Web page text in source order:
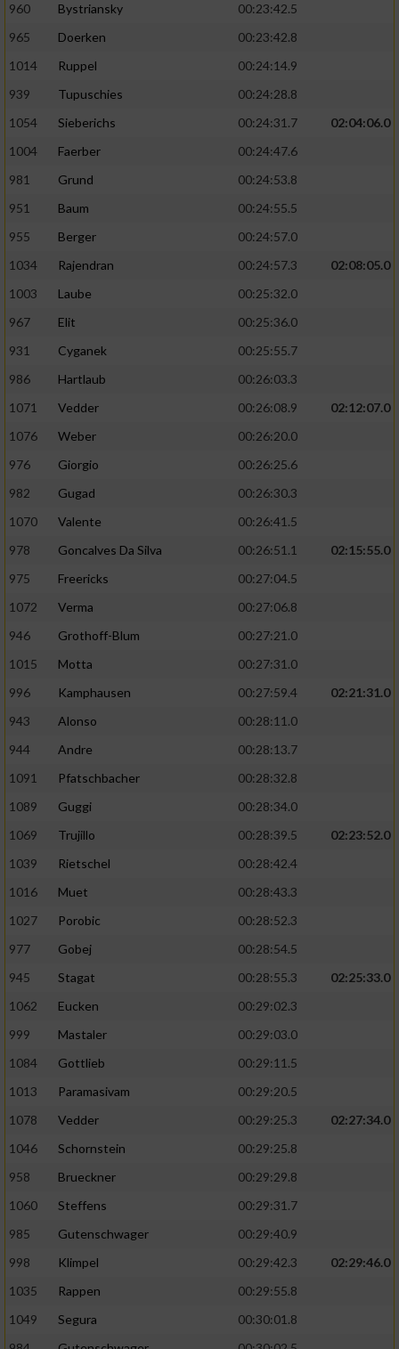
960
Bystriansky
00:23:42.5
965
Doerken
00:23:42.8
1014
Ruppel
00:24:14.9
939
Tupuschies
00:24:28.8
1054
Sieberichs 00:24:31.7
02:04:06.0
1004
Faerber
00:24:47.6
981
Grund
00:24:53.8
951
Baum
00:24:55.5
955
Berger
00:24:57.0
1034
Rajendran 00:24:57.3
02:08:05.0
1003
Laube
00:25:32.0
967
Elit
00:25:36.0
931
Cyganek
00:25:55.7
986
Hartlaub
00:26:03.3
1071
Vedder 00:26:08.9
02:12:07.0
1076
Weber
00:26:20.0
976
Giorgio
00:26:25.6
982
Gugad
00:26:30.3
1070
Valente
00:26:41.5
978
Goncalves Da Silva 00:26:51.1
02:15:55.0
975
Freericks
00:27:04.5
1072
Verma
00:27:06.8
946
Grothoff-Blum
00:27:21.0
1015
Motta
00:27:31.0
996
Kamphausen 00:27:59.4
02:21:31.0
943
Alonso
00:28:11.0
944
Andre
00:28:13.7
1091
Pfatschbacher
00:28:32.8
1089
Guggi
00:28:34.0
1069
Trujillo 00:28:39.5
02:23:52.0
1039
Rietschel
00:28:42.4
1016
Muet
00:28:43.3
1027
Porobic
00:28:52.3
977
Gobej
00:28:54.5
945
Stagat 00:28:55.3
02:25:33.0
1062
Eucken
00:29:02.3
999
Mastaler
00:29:03.0
1084
Gottlieb
00:29:11.5
1013
Paramasivam
00:29:20.5
1078
Vedder 00:29:25.3
02:27:34.0
1046
Schornstein
00:29:25.8
958
Brueckner
00:29:29.8
1060
Steffens
00:29:31.7
985
Gutenschwager
00:29:40.9
998
Klimpel 00:29:42.3
02:29:46.0
1035
Rappen
00:29:55.8
1049
Segura
00:30:01.8